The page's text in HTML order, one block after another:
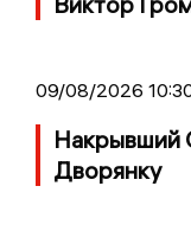
09/08/2026
Накрывший
Дворянку